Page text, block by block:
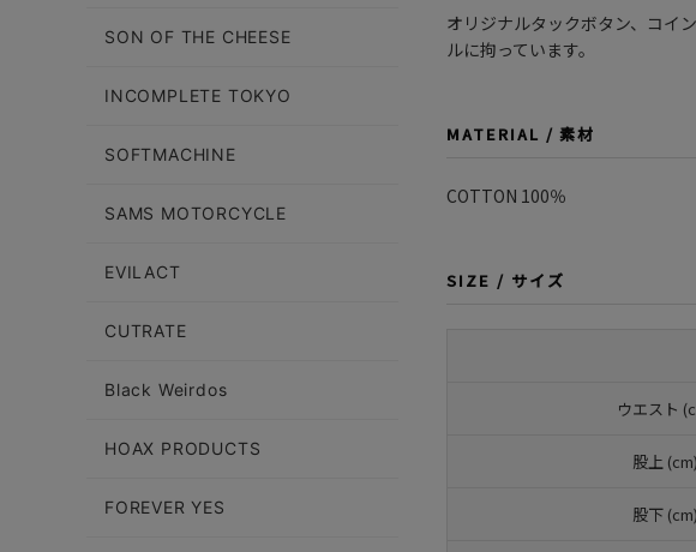
オリジナルタックボタン、コイ
ルに拘っています。
MATERIAL / 素材
COTTON 100％
SIZE / サイズ
ウエスト
股上 (cm)
股下 (cm)
SON OF THE CHEESE
INCOMPLETE TOKYO
SOFTMACHINE
SAMS MOTORCYCLE
EVILACT
CUTRATE
Black Weirdos
HOAX PRODUCTS
FOREVER YES